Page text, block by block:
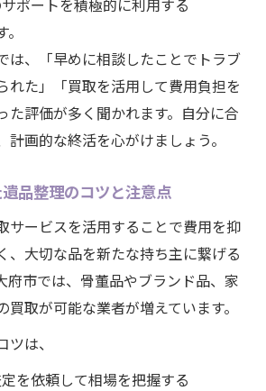
ポートを積極的に利用する
は、「早めに相談したことでトラブ
れた」「買取を活用して費用負担を
た評価が多く聞かれます。自分に合
計画的な終活を心がけましょう。
品整理のコツと注意点
サービスを活用することで費用を抑
、大切な品を新たな持ち主に繋げる
府市では、骨董品やブランド品、家
取が可能な業者が増えています。
は、
を依頼して相場を把握する